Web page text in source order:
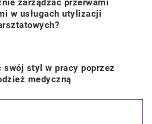
zarządzać przerwami
w usługach utylizacji
swój styl w pracy poprzez
medyczną